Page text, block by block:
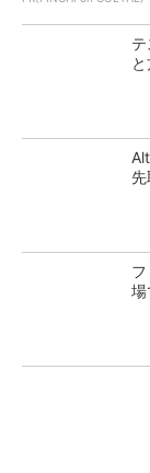
先
場